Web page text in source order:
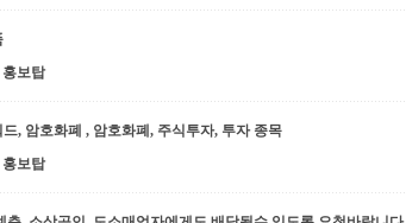
홍보탑
, 암호화폐 , 암호화폐, 주식투자, 투자 종목
홍보탑